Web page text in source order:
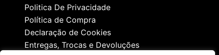
Politica De Privacidade
Política de Compra
Declaração de Cookies
Entregas, Trocas e Devoluções